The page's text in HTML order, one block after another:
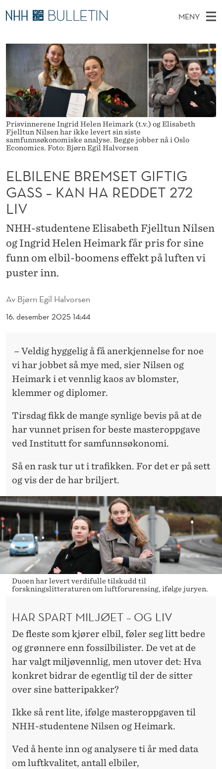
E
L
B
L
E
N
E
B
R
E
M
S
E
T
G
F
A
N
H
A
R
MENY
O
V
D
M
E
N
Y
Ø
T
T
S
T
E
D
E
T
Stipendiater og nye forskerprofiler
Disputaser
Ekspertutvalg
Om Bulletin
Prisvinnerene Ingrid Helen Heimark (t.v.) og Elisabeth
Fjelltun Nilsen har ikke levert sin siste
samfunnsøkonomiske analyse. Begge jobber nå i Oslo
Economics. Foto: Bjørn Egil Halvorsen
Av Bjørn Egil Halvorsen
16. desember 2025 14:44
ELBILENE BREMSET GIFTIG
GASS – KAN HA REDDET 272
LIV
NHH-studentene Elisabeth Fjelltun Nilsen
og Ingrid Helen Heimark får pris for sine
funn om elbil-boomens effekt på luften vi
puster inn.
– Veldig hyggelig å få anerkjennelse for noe
vi har jobbet så mye med, sier Nilsen og
Heimark i et vennlig kaos av blomster,
klemmer og diplomer.
Tirsdag fikk de mange synlige bevis på at de
har vunnet prisen for beste masteroppgave
ved Institutt for samfunnsøkonomi.
Så en rask tur ut i trafikken. For det er på sett
og vis der de har briljert.
Duoen har levert verdifulle tilskudd til
forskningslitteraturen om luftforurensing, ifølge juryen.
HAR SPART MILJØET – OG LIV
De fleste som kjører elbil, føler seg litt bedre
og grønnere enn fossilbilister. De vet at de
har valgt miljøvennlig, men utover det: Hva
konkret bidrar de egentlig til der de sitter
over sine batteripakker?
Ikke så rent lite, ifølge masteroppgaven til
NHH-studentene Nilsen og Heimark.
Ved å hente inn og analysere ti år med data
om luftkvalitet, antall elbiler,